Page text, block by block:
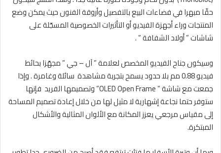
حقّا مبهرا في فضاءات البيع بالتفصيل وأروقة الفنون حيث يمكن وضع
المنتجات وراء أجهزة الفيديو أو التأثيرات الخصوصية المسجّلة على
شاشات ” أولاد الشفافة ” .
وسيكون جناح الفيديو المخصص لعلامة ” آل – جي ” مجهّزا بحائط
فيديو 0.88 مم بلا حدود يسمح بتجربة مشاهدة سائلة وغامرة . وإذا
جمعت مع شاشة ” OLED Open Frame” وتصميمها الفريد فإنها
ستوفر حتما نجاعة إشهارية لا مثيل لها من خلال إعادة تصميم المساحة
إلى مقياس مرجعي يعزز المكانة مع الألوان المثالية والأشكال
المبتكرة.